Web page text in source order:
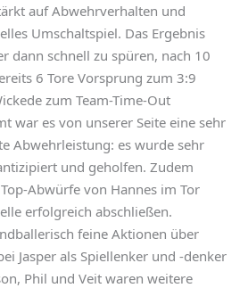
auf Abwehrverhalten und
Umschaltspiel. Das Ergebnis
dann schnell zu spüren, nach 10
6 Tore Vorsprung zum 3:9
zum Team-Time-Out
war es von unserer Seite eine sehr
Abwehrleistung: es wurde sehr
und geholfen. Zudem
Abwürfe von Hannes im Tor
erfolgreich abschließen.
feine Aktionen über
Jasper als Spiellenker und -denker
Phil und Veit waren weitere